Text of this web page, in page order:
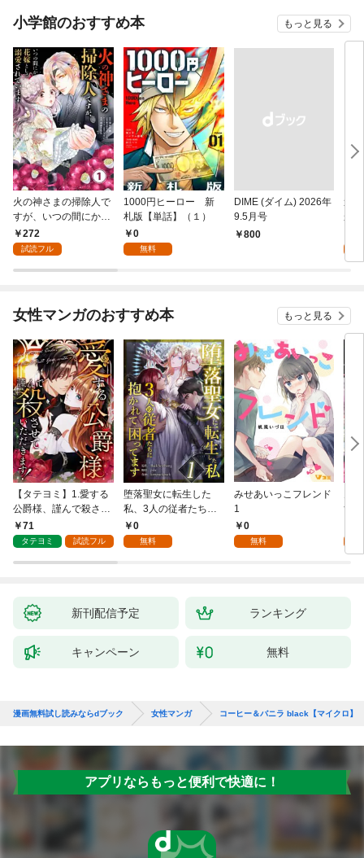
小学館のおすすめ本 もっと見る
火の神さまの掃除人で
すが、いつの間にか花
嫁として溺愛されてい
ます【単話】（１）
272
試読フル
1000円ヒーロー 新
札版【単話】（１）
0
無料
DIME (ダイム) 2026年
9.5月号
￥800
追
か
れ
（
女性マンガのおすすめ本 もっと見る
【タテヨミ】1.愛する
公爵様、謹んで殺させ
ていただきます！
71
タテヨミ 試読フル
堕落聖女に転生した
私、3人の従者たちに
抱かれて困ってます 第
1話
0
無料
みせあいっこフレンド
1
0
無料
す
ま
新刊配信予定 ランキング
キャンペーン 無料
漫画無料試し読みならdブック 女性マンガ コーヒー＆バニラ black【マイクロ】
アプリならもっと便利で快適に！